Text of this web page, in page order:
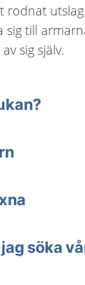
rodnat
sig till
sig själv.
söka